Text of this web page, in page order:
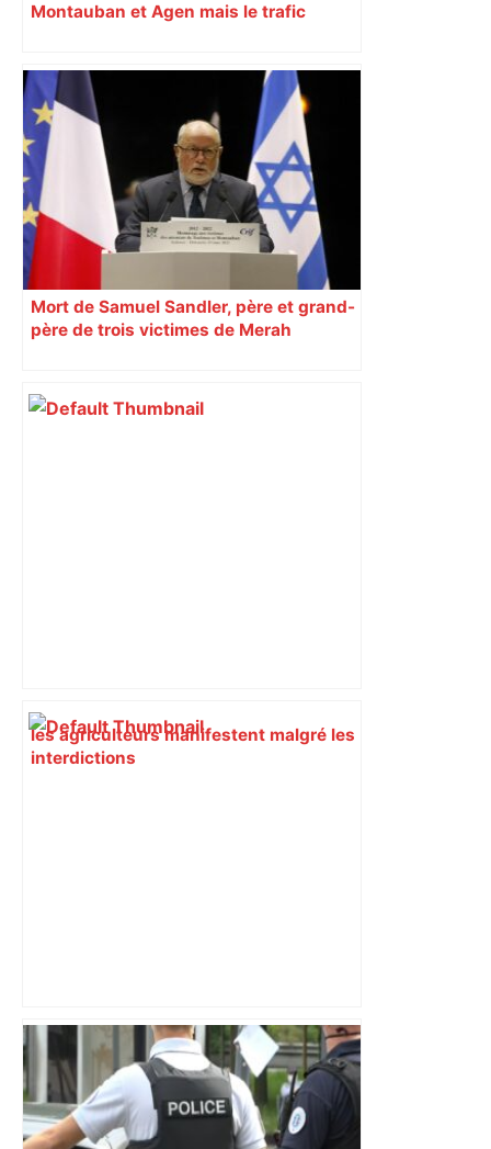
Montauban et Agen mais le trafic
Mort de Samuel Sandler, père et grand-
père de trois victimes de Merah
les agriculteurs manifestent malgré les
interdictions
DIRECT. Colère des agriculteurs :
mobilisation agricole à Toulouse ce
samedi, 113 vaches abattues en Ariège
– ladepeche.fr